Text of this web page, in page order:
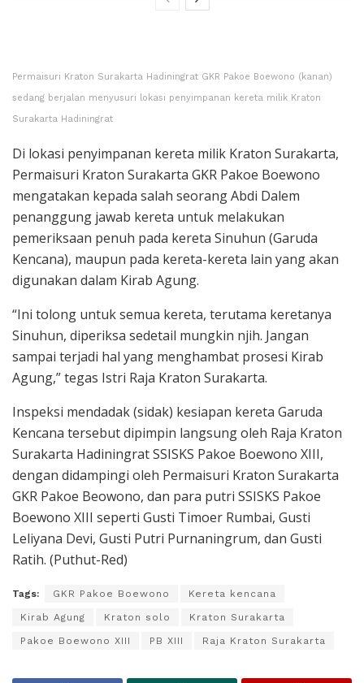
Permaisuri Kraton Surakarta Hadiningrat GKR Pakoe Boewono (kanan)
sedang berjalan menyusuri lokasi penyimpanan kereta milik Kraton
Surakarta Hadiningrat
Di lokasi penyimpanan kereta milik Kraton Surakarta,
Permaisuri Kraton Surakarta GKR Pakoe Boewono
mengatakan kepada salah seorang Abdi Dalem
penanggung jawab kereta untuk melakukan
pemeriksaan penuh pada kereta Sinuhun (Garuda
Kencana), maupun pada kereta-kereta lain yang akan
digunakan dalam Kirab Agung.
“Ini tolong untuk semua kereta, terutama keretanya
Sinuhun, diperiksa sedetail mungkin njih. Jangan
sampai terjadi hal yang menghambat prosesi Kirab
Agung,” tegas Istri Raja Kraton Surakarta.
Inspeksi mendadak (sidak) kesiapan kereta Garuda
Kencana tersebut dipimpin langsung oleh Raja Kraton
Surakarta Hadiningrat SSISKS Pakoe Boewono XIII,
dengan didampingi oleh Permaisuri Kraton Surakarta
GKR Pakoe Beowono, dan para putri SSISKS Pakoe
Boewono XIII seperti Gusti Timoer Rumbai, Gusti
Leliyana Devi, Gusti Putri Purnaningrum, dan Gusti
Ratih. (Puthut-Red)
Tags: GKR Pakoe Boewono Kereta kencana
Kirab Agung Kraton solo Kraton Surakarta
Pakoe Boewono XIII PB XIII Raja Kraton Surakarta